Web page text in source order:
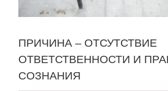
ПРИЧИНА – ОТСУТСТВИЕ
ОТВЕТСТВЕННОСТИ И
СОЗНАНИЯ